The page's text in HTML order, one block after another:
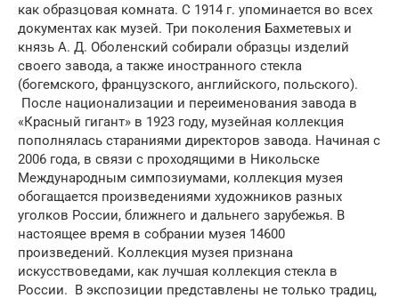
как образцовая комната. С 1914 г. упоминается во всех
документах как музей. Три поколения Бахметевых и
князь А. Д. Оболенский собирали образцы изделий
своего завода, а также иностранного стекла
(богемского, французского, английского, польского).
После национализации и переименования завода в
«Красный гигант» в 1923 году, музейная коллекция
пополнялась стараниями директоров завода. Начиная с
2006 года, в связи с проходящими в Никольске
Международным симпозиумами, коллекция музея
обогащается произведениями художников разных
уголков России, ближнего и дальнего зарубежья. В
настоящее время в собрании музея 14600
произведений. Коллекция музея признана
искусствоведами, как лучшая коллекция стекла в
России. В экспозиции представлены не только традиц,